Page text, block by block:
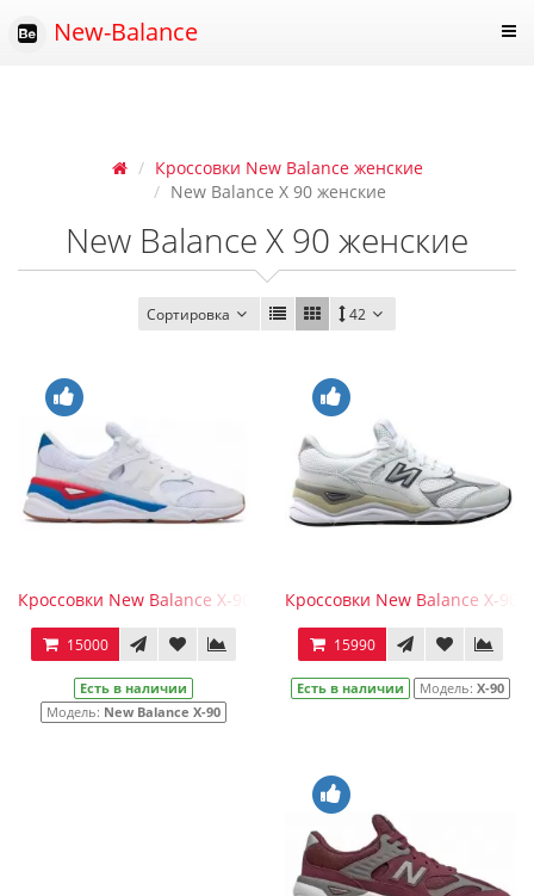
New-Balance
Кроссовки New Balance женские
New Balance X 90 женские
New Balance X 90 женские
Сортировка 42
Кроссовки New Balance X-90 белые
15000
Есть в наличии
Модель: New Balance X-90
Кроссовки New Balance Х-90
15990
Есть в наличии Модель: Х-90